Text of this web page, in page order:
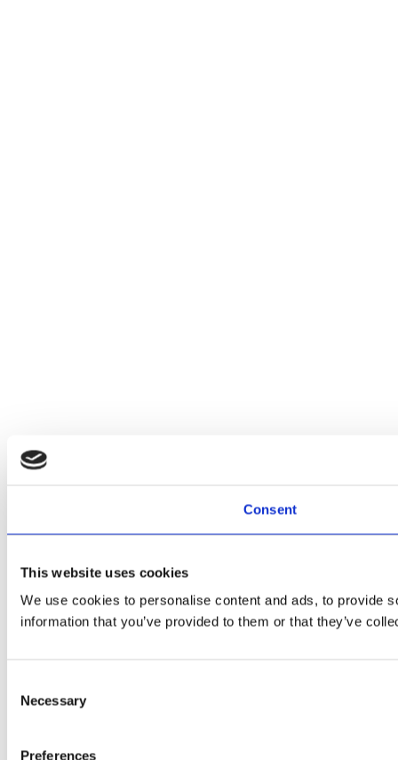
Consent
This website uses cookies
We use cookies to personalise content and ads, to provide
information that you’ve provided to them or that they’ve
Selection
Necessary
Preferences